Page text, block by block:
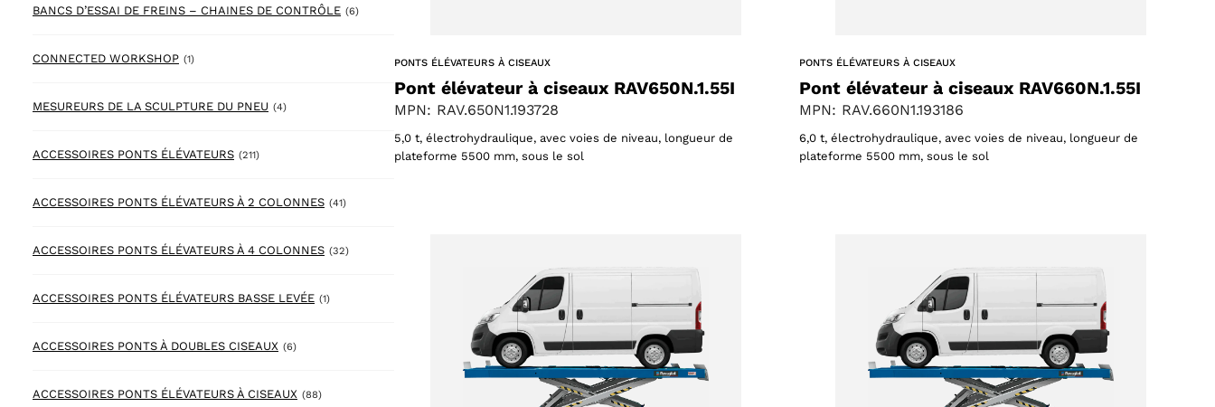
BANCS D’ESSAI DE FREINS – CHAINES DE CONTRÔLE (6)6 products
CONNECTED WORKSHOP (1)1 product
MESUREURS DE LA SCULPTURE DU PNEU (4)4 products
ACCESSOIRES PONTS ÉLÉVATEURS (211)211 products
ACCESSOIRES PONTS ÉLÉVATEURS À 2 COLONNES (41)41 products
ACCESSOIRES PONTS ÉLÉVATEURS À 4 COLONNES (32)32 products
ACCESSOIRES PONTS ÉLÉVATEURS BASSE LEVÉE (1)1 product
ACCESSOIRES PONTS À DOUBLES CISEAUX (6)6 products
ACCESSOIRES PONTS ÉLÉVATEURS À CISEAUX (88)88 products
PONTS ÉLÉVATEURS À CISEAUX
Pont élévateur à ciseaux RAV650N.1.55I
MPN: RAV.650N1.193728
5,0 t, électrohydraulique, avec voies de niveau, longueur de
plateforme 5500 mm, sous le sol
PONTS ÉLÉVATEURS À CISEAUX
Pont élévateur à ciseaux RAV660N.1.55I
MPN: RAV.660N1.193186
6,0 t, électrohydraulique, avec voies de niveau, longueur de
plateforme 5500 mm, sous le sol